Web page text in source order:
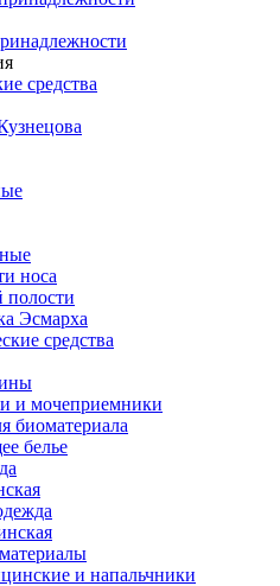
средства
носа
полости
Эсмарха
средства
и мочеприемники
биоматериала
белье
и напальчники